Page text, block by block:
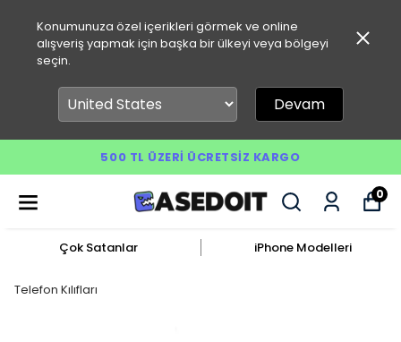
Konumunuza özel içerikleri görmek ve online
alışveriş yapmak için başka bir ülkeyi veya bölgeyi
seçin.
Devam
500 TL ÜZERI ÜCRETSIZ KARGO
0
Çok Satanlar iPhone Modelleri
Telefon Kılıfları